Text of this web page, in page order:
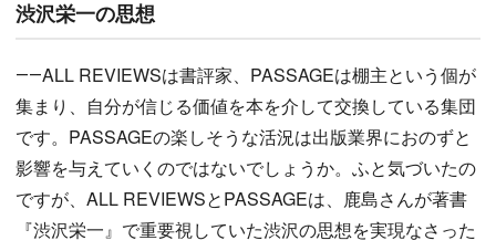
渋沢栄一の思想
――ALL REVIEWSは書評家、PASSAGEは棚主という個が
集まり、自分が信じる価値を本を介して交換している集団
です。PASSAGEの楽しそうな活況は出版業界におのずと
影響を与えていくのではないでしょうか。ふと気づいたの
ですが、ALL REVIEWSとPASSAGEは、鹿島さんが著書
『渋沢栄一』で重要視していた渋沢の思想を実現なさった